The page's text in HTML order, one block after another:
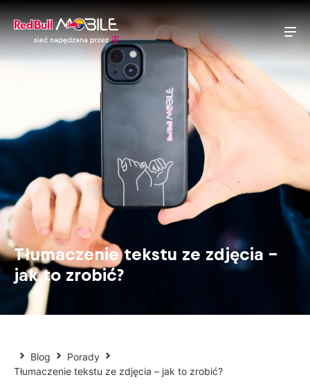
Tłumaczenie tekstu ze zdjęcia –
jak to zrobić?
Blog
Porady
Tłumaczenie tekstu ze zdjęcia – jak to zrobić?